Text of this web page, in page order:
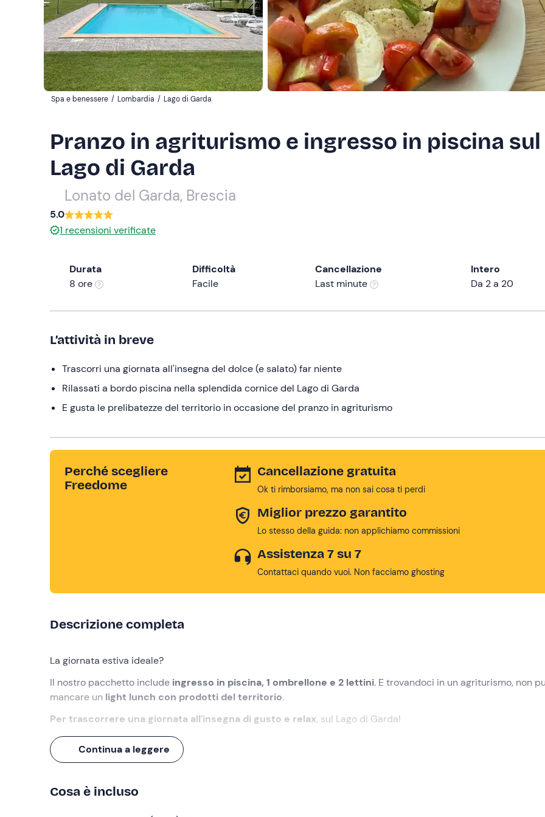
Spa e benessere / Lombardia / Lago di Garda
Pranzo in agriturismo e ingresso in piscina sul
Lago di Garda
Lonato del Garda, Brescia
5.0
1 recensioni verificate
Durata
8 ore
Difficoltà
Facile
Cancellazione
Last minute
Intero
Da 2 a 20
L’attività in breve
Trascorri una giornata all'insegna del dolce (e salato) far niente
Rilassati a bordo piscina nella splendida cornice del Lago di Garda
E gusta le prelibatezze del territorio in occasione del pranzo in agriturismo
Perché scegliere
Freedome
Cancellazione gratuita
Ok ti rimborsiamo, ma non sai cosa ti perdi
Miglior prezzo garantito
Lo stesso della guida: non applichiamo commissioni
Assistenza 7 su 7
Contattaci quando vuoi. Non facciamo ghosting
Descrizione completa
La giornata estiva ideale?
Il nostro pacchetto include ingresso in piscina, 1 ombrellone e 2 lettini. E trovandoci in un agriturismo, non
mancare un light lunch con prodotti del territorio.
Per trascorrere una giornata all'insegna di gusto e relax, sul Lago di Garda!
Cosa faremo
agriturismo con piscina
Continua a leggere
Cosa è incluso